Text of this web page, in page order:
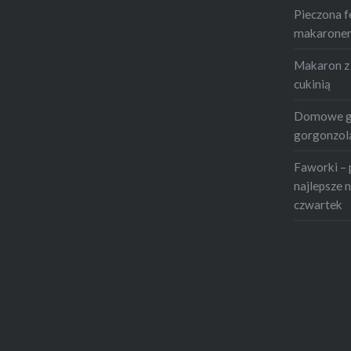
Pieczona
Makaron
cukinią
Domowe
Faworki –
najlepsze
czwartek